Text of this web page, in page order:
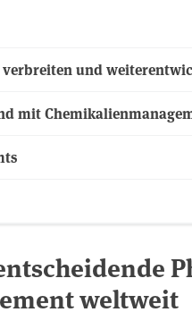
und
mit
weltweit